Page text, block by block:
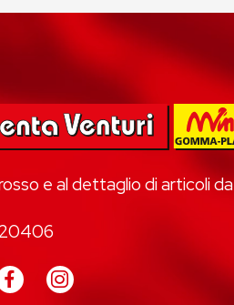
e al dettaglio di articoli da